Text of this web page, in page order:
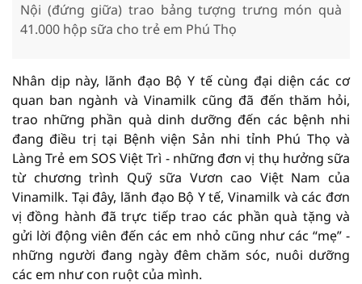
Nội (đứng giữa) trao bảng tượng trưng món quà
41.000 hộp sữa cho trẻ em Phú Thọ
Nhân dịp này, lãnh đạo Bộ Y tế cùng đại diện các cơ
quan ban ngành và Vinamilk cũng đã đến thăm hỏi,
trao những phần quà dinh dưỡng đến các bệnh nhi
đang điều trị tại Bệnh viện Sản nhi tỉnh Phú Thọ và
Làng Trẻ em SOS Việt Trì - những đơn vị thụ hưởng sữa
từ chương trình Quỹ sữa Vươn cao Việt Nam của
Vinamilk. Tại đây, lãnh đạo Bộ Y tế, Vinamilk và các đơn
vị đồng hành đã trực tiếp trao các phần quà tặng và
gửi lời động viên đến các em nhỏ cũng như các “mẹ” -
những người đang ngày đêm chăm sóc, nuôi dưỡng
các em như con ruột của mình.